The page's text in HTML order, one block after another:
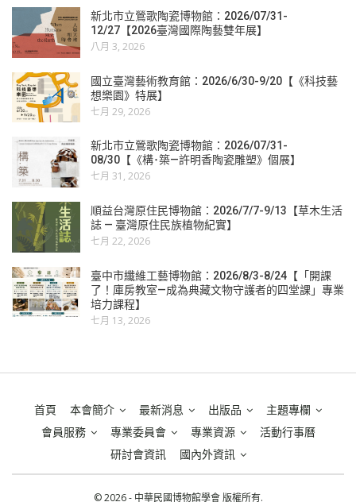
新北市立鶯歌陶瓷博物館：2026/07/31-
12/27【2026臺灣國際陶藝雙年展】
八月 3, 2026
國立臺灣藝術教育館：2026/6/30-9/20【《科技藝
想樂園》特展】
七月 29, 2026
新北市立鶯歌陶瓷博物館：2026/07/31-
08/30【《構･築—許明香陶瓷雕塑》個展】
七月 31, 2026
順益台灣原住民博物館：2026/7/7-9/13【草木生活
誌 — 臺灣原住民族植物紀實】
七月 22, 2026
臺中市纖維工藝博物館：2026/8/3-8/24【「開課
了！庫房教室—成為典藏文物守護者的四堂課」專業
培力課程】
七月 13, 2026
首頁 本會簡介 最新消息 出版品
主題專欄
會員服務
專業委員會 專業資源
活動行事曆
研討會資訊
國內外資訊
© 2026 - 中華民國博物館學會 版權所有.